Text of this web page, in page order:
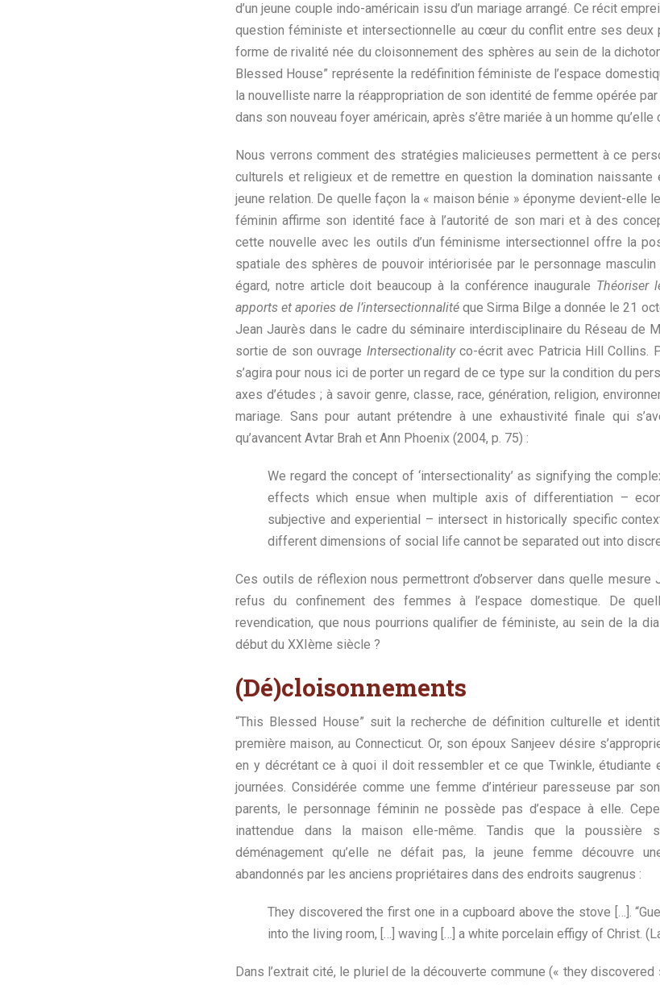
d’un jeune couple indo-américain issu d’un mariage arrangé. Ce récit
question féministe et intersectionnelle au cœur du conflit entre ses deux
forme de rivalité née du cloisonnement des sphères au sein de la
Blessed House” représente la redéfinition féministe de l’espace
la nouvelliste narre la réappropriation de son identité de femme opérée
dans son nouveau foyer américain, après s’être mariée à un homme
Nous verrons comment des stratégies malicieuses permettent à ce
culturels et religieux et de remettre en question la domination naissante
jeune relation. De quelle façon la « maison bénie » éponyme devient-elle
féminin affirme son identité face à l’autorité de son mari et à des
cette nouvelle avec les outils d’un féminisme intersectionnel offre la
spatiale des sphères de pouvoir intériorisée par le personnage
égard, notre article doit beaucoup à la conférence inaugurale Théoriser
apports et apories de l’intersectionnalitéque Sirma Bilge a donnée le 21
Jean Jaurès dans le cadre du séminaire interdisciplinaire du Réseau de
sortie de son ouvrage Intersectionalityco-écrit avec Patricia Hill Collins.
s’agira pour nous ici de porter un regard de ce type sur la condition du
axes d’études ; à savoir genre, classe, race, génération, religion,
mariage. Sans pour autant prétendre à une exhaustivité finale qui
qu’avancent Avtar Brah et Ann Phoenix (2004, p. 75) :
We regard the concept of ‘intersectionality’ as signifying the
effects which ensue when multiple axis of differentiation –
subjective and experiential – intersect in historically specific
different dimensions of social life cannot be separated out into
Ces outils de réflexion nous permettront d’observer dans quelle mesure
refus du confinement des femmes à l’espace domestique. De
revendication, que nous pourrions qualifier de féministe, au sein de la
début du XXIème siècle ?
(Dé)cloisonnements
“This Blessed House” suit la recherche de définition culturelle et
première maison, au Connecticut. Or, son époux Sanjeev désire
en y décrétant ce à quoi il doit ressembler et ce que Twinkle, étudiante
journées. Considérée comme une femme d’intérieur paresseuse par
parents, le personnage féminin ne possède pas d’espace à elle.
inattendue dans la maison elle-même. Tandis que la poussière
déménagement qu’elle ne défait pas, la jeune femme découvre
abandonnés par les anciens propriétaires dans des endroits saugrenus :
They discovered the first one in a cupboard above the stove […].
into the living room, […] waving […] a white porcelain effigy of Christ.
Dans l’extrait cité, le pluriel de la découverte commune (« they discovered